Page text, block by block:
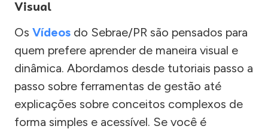
Visual
Os Vídeos do Sebrae/PR são pensados para
quem prefere aprender de maneira visual e
dinâmica. Abordamos desde tutoriais passo a
passo sobre ferramentas de gestão até
explicações sobre conceitos complexos de
forma simples e acessível. Se você é